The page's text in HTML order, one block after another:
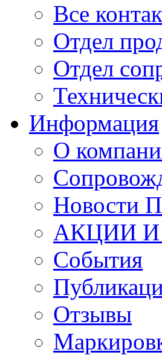
Все
Отдел
Отдел
Информация
О
Новости
АКЦИИ
События
Отзывы